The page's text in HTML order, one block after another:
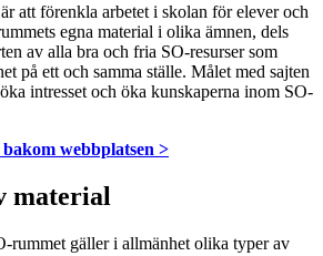
att förenkla arbetet i skolan för elever och
egna material i olika ämnen, dels
av alla bra och fria SO-resurser som
på ett och samma ställe. Målet med sajten
intresset och öka kunskaperna inom SO-
webbplatsen >
material
rummet gäller i allmänhet olika typer av